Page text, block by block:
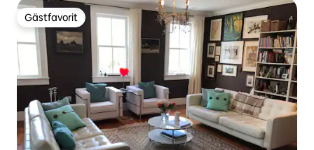
Gästfavorit
Gästfavorit